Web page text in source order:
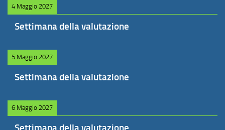
4 Maggio 2027
Settimana della valutazione
5 Maggio 2027
Settimana della valutazione
6 Maggio 2027